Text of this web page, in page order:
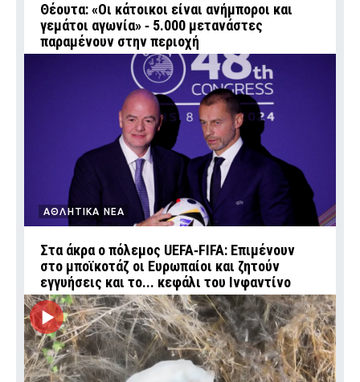
Θέουτα: «Οι κάτοικοι είναι ανήμποροι και
γεμάτοι αγωνία» ‑ 5.000 μετανάστες
παραμένουν στην περιοχή
ΑΘΛΗΤΙΚΑ ΝΕΑ
Στα άκρα ο πόλεμος UEFA‑FIFA: Επιμένουν
στο μποϊκοτάζ οι Ευρωπαίοι και ζητούν
εγγυήσεις και το... κεφάλι του Ινφαντίνο